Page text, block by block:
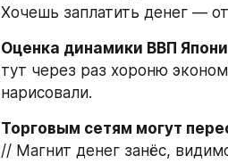
Хочешь заплатить денег —
Оценка динамики ВВП
тут через раз хороню
нарисовали.
Торговым сетям могут
// Магнит денег занёс,